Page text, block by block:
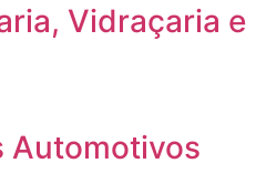
Vidraçaria e
Automotivos